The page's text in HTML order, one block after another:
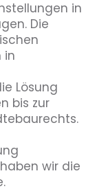
in
Die
in
Lösung
bis zur
wir die